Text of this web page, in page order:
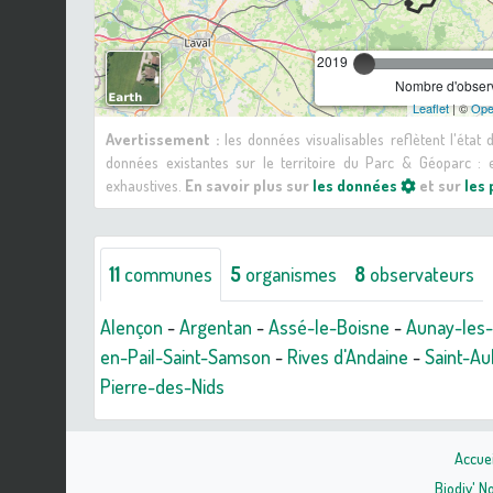
2019
Nombre
Leaflet| ©
Avertissement : les données visualisables reflètent l'état
données existantes sur le territoire du Parc & Géoparc :
exhaustives. En savoir plus sur les données et sur les
11 communes 5 organismes 8 observateurs
Alençon -Argentan -Assé-le-Boisne -Aunay-
en-Pail-Saint-Samson - Rives d'Andaine -Saint-
Pierre-des-Nids
Biodiv'